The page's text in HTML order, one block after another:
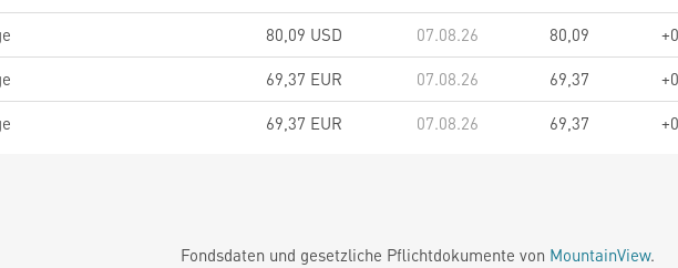
80,09 USD 07.08.26 80,09
69,37 EUR 07.08.26 69,37
69,37 EUR 07.08.26 69,37
Fondsdaten und gesetzliche Pflichtdokumente von MountainView.